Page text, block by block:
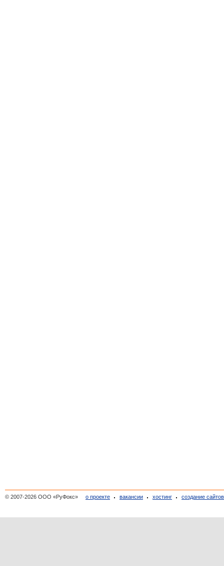
© 2007-2026 ООО «РуФокс» о проекте вакансии хостинг создание сайтов